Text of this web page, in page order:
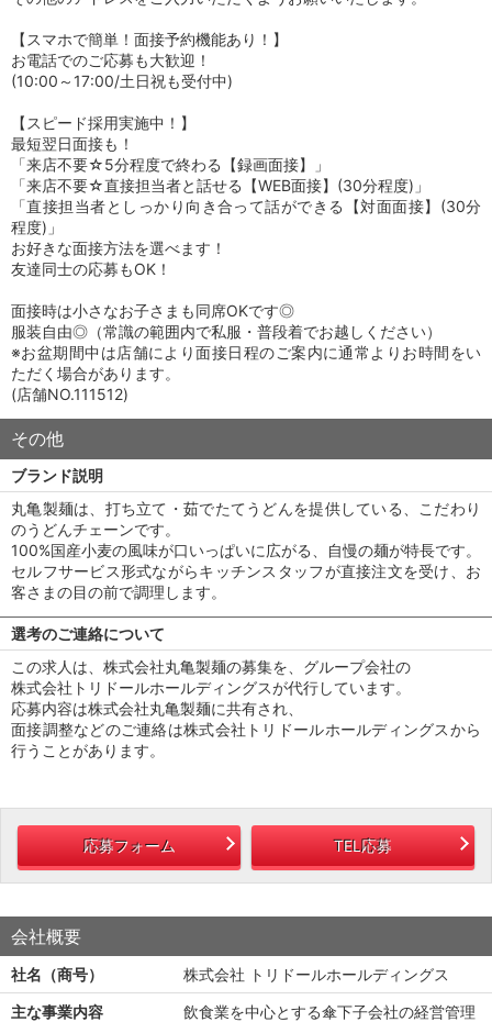
【スマホで簡単！面接予約機能あり！】
お電話でのご応募も大歓迎！
(10:00～17:00/土日祝も受付中)
【スピード採用実施中！】
最短翌日面接も！
「来店不要☆5分程度で終わる【録画面接】」
「来店不要☆直接担当者と話せる【WEB面接】(30分程度)」
「直接担当者としっかり向き合って話ができる【対面面接】(30分
程度)」
お好きな面接方法を選べます！
友達同士の応募もOK！
面接時は小さなお子さまも同席OKです◎
服装自由◎（常識の範囲内で私服・普段着でお越しください）
※お盆期間中は店舗により面接日程のご案内に通常よりお時間をい
ただく場合があります。
(店舗NO.111512)
その他
ブランド説明
丸亀製麺は、打ち立て・茹でたてうどんを提供している、こだわり
のうどんチェーンです。
100%国産小麦の風味が口いっぱいに広がる、自慢の麺が特長です。
セルフサービス形式ながらキッチンスタッフが直接注文を受け、お
客さまの目の前で調理します。
選考のご連絡について
この求人は、株式会社丸亀製麺の募集を、グループ会社の
株式会社トリドールホールディングスが代行しています。
応募内容は株式会社丸亀製麺に共有され、
面接調整などのご連絡は株式会社トリドールホールディングスから
行うことがあります。
応募フォーム TEL応募
会社概要
社名（商号）
株式会社 トリドールホールディングス
主な事業内容
飲食業を中心とする傘下子会社の経営管理